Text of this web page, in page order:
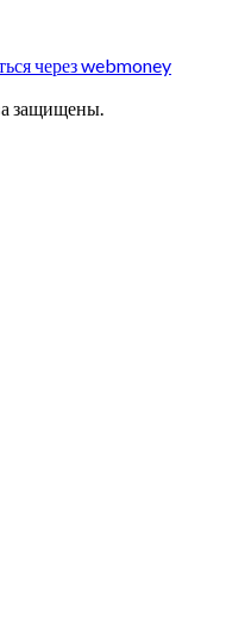
через webmoney
защищены.